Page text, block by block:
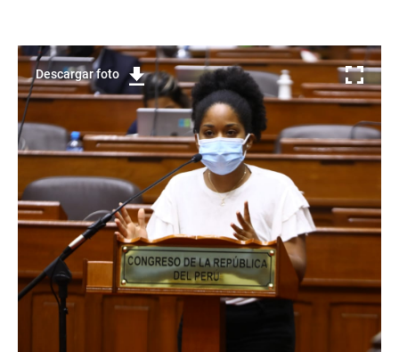
Descargar foto